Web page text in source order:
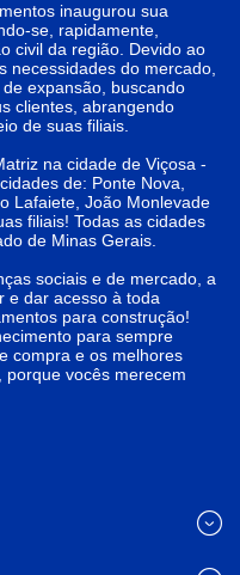
inaugurou sua
se, rapidamente,
civil da região. Devido ao
necessidades do mercado,
expansão, buscando
clientes, abrangendo
de suas filiais.
na cidade de Viçosa -
de: Ponte Nova,
Lafaiete, João Monlevade
filiais! Todas as cidades
de Minas Gerais.
sociais e de mercado, a
e dar acesso à toda
para construção!
para sempre
compra e os melhores
porque vocês merecem